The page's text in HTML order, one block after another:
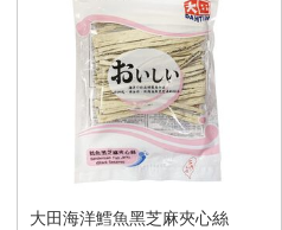
大田海洋鱈魚黑芝麻夾心絲